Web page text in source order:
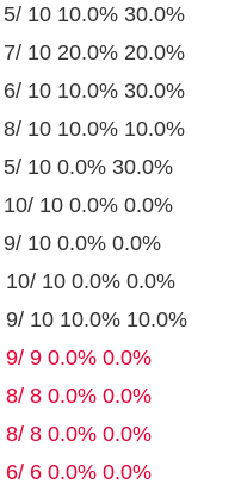
10 10.0% 30.0%
10 20.0% 20.0%
10 10.0% 30.0%
10 10.0% 10.0%
10 0.0% 30.0%
10 0.0% 0.0%
10 0.0% 0.0%
10 0.0% 0.0%
10 10.0% 10.0%
9 0.0% 0.0%
8 0.0% 0.0%
8 0.0% 0.0%
6 0.0% 0.0%